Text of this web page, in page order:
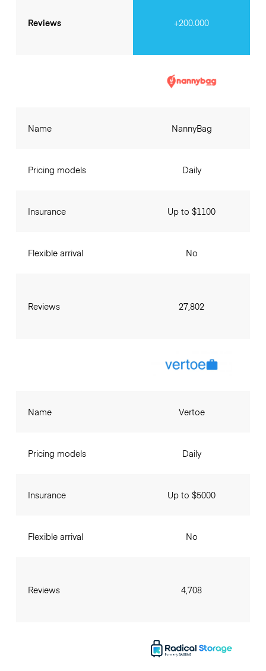
Reviews +200.000
Name
Pricing models
Insurance
Flexible arrival
Reviews
NannyBag
Daily
Up to $1100
No
27,802
Name
Pricing models
Insurance
Flexible arrival
Reviews
Vertoe
Daily
Up to $5000
No
4,708